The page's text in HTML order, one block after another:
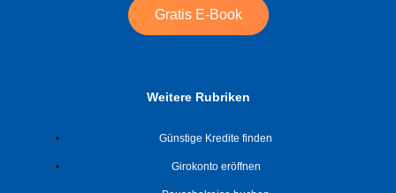
Gratis E-Book
Weitere Rubriken
Günstige Kredite finden
Girokonto eröffnen